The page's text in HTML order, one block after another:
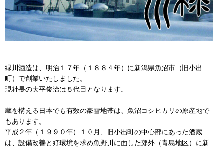
緑川酒造は、明治１７年（１８８４年）に新潟県魚沼市（旧小出
町）で創業いたしました。
現社長の大平俊治は５代目となります。
蔵を構える日本でも有数の豪雪地帯は、魚沼コシヒカリの原産地で
もあります。
平成２年（１９９０年）１０月、旧小出町の中心部にあった酒蔵
は、設備改善と好環境を求め魚野川に面した郊外（青島地区）に新